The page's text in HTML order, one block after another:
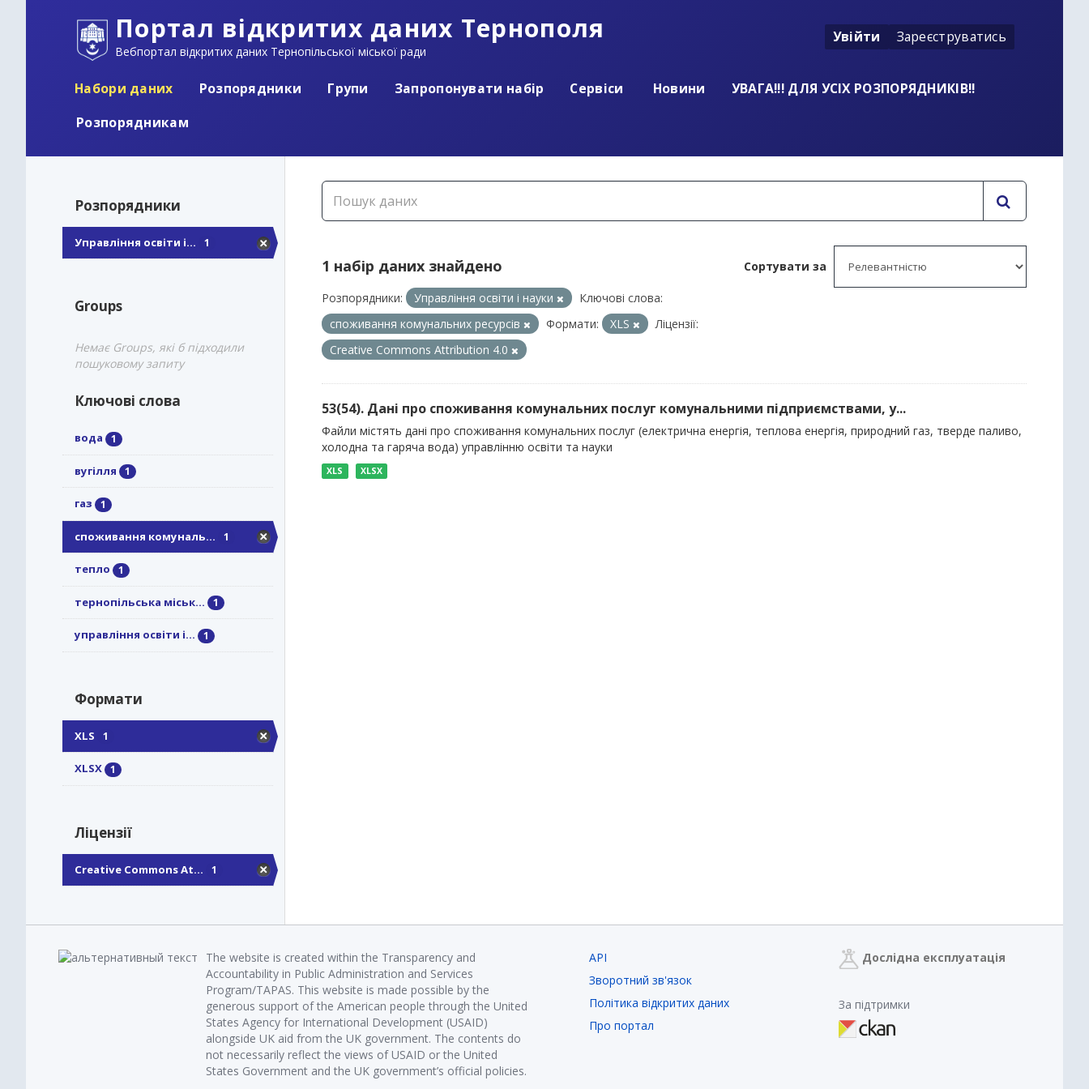
Портал відкритих даних Тернополя
Вебпортал відкритих даних Тернопільської міської ради
Увійти Зареєструватись
Набори даних Розпорядники Групи Запропонувати набір Сервіси Новини
УВАГА!!! ДЛЯ УСІХ РОЗПОРЯДНИКІВ!!
Розпорядникам
Розпорядники
Управління освіти і... 1
Groups
Немає Groups, які б підходили
пошуковому запиту
Ключові слова
вода 1
вугілля 1
газ 1
споживання комуналь... 1
тепло 1
тернопільська міськ... 1
управління освіти і... 1
Формати
XLS 1
XLSX 1
Ліцензії
Creative Commons At... 1
Сортувати за
1 набір даних знайдено
Розпорядники: Управління освіти і науки
Ключові слова:
споживання комунальних ресурсів
Формати: XLS
Ліцензії:
Creative Commons Attribution 4.0
53(54). Дані про споживання комунальних послуг комунальними підприємствами, у...
Файли містять дані про споживання комунальних послуг (електрична енергія, теплова енергія, природний газ, тверде паливо,
холодна та гаряча вода) управлінню освіти та науки
XLS XLSX
The website is created within the Transparency and
Accountability in Public Administration and Services
Program/TAPAS. This website is made possible by the
generous support of the American people through the United
States Agency for International Development (USAID)
alongside UK aid from the UK government. The contents do
not necessarily reflect the views of USAID or the United
States Government and the UK government’s official policies.
API
Зворотний зв'язок
Політика відкритих даних
Про портал
Дослідна експлуатація
За підтримки